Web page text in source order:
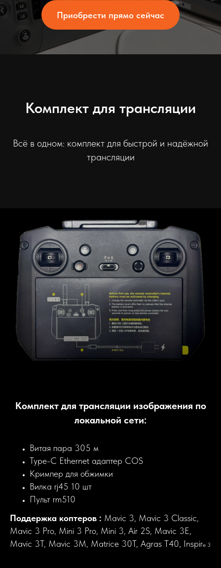
Приобрести прямо сейчас
Комплект для трансляции
Всё в одном: комплект для быстрой и надёжной
трансляции
Комплект для трансляции изображения по
локальной сети:
Витая пара 305 м
Type-C Ethernet адаптер COS
Кримпер для обжимки
Вилка rj45 10 шт
Пульт rm510
Поддержка коптеров : Mavic 3, Mavic 3 Classic,
Mavic 3 Pro, Mini 3 Pro, Mini 3, Air 2S, Mavic 3E,
Mavic 3T, Mavic 3M, Matrice 30T, Agras T40, Inspire 3